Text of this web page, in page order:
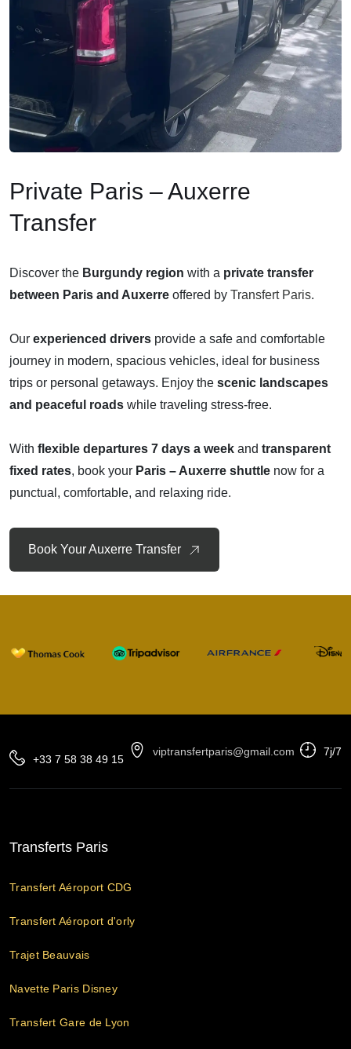
Private Paris – Auxerre
Transfer
Discover the Burgundy region with a private transfer
between Paris and Auxerre offered by Transfert Paris.
Our experienced drivers provide a safe and comfortable
journey in modern, spacious vehicles, ideal for business
trips or personal getaways. Enjoy the scenic landscapes
and peaceful roads while traveling stress-free.
With flexible departures 7 days a week and transparent
fixed rates, book your Paris – Auxerre shuttle now for a
punctual, comfortable, and relaxing ride.
Book Your Auxerre Transfer
+33 7 58 38 49 15
viptransfertparis@gmail.com 7j/7
Transferts Paris
Transfert Aéroport CDG
Transfert Aéroport d'orly
Trajet Beauvais
Navette Paris Disney
Transfert Gare de Lyon